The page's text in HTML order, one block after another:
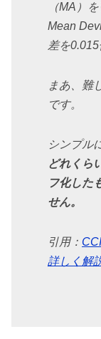
（MA）
Mean
差を
まあ、難
です。
シンプル
どれくら
フ化した
せん。
引用：
詳しく解